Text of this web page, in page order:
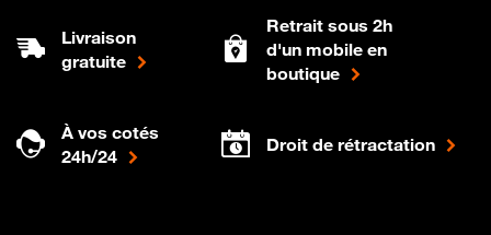
Livraison
gratuite
Retrait sous 2h
d'un mobile en
boutique
À vos cotés
24h/24
Droit de rétractation